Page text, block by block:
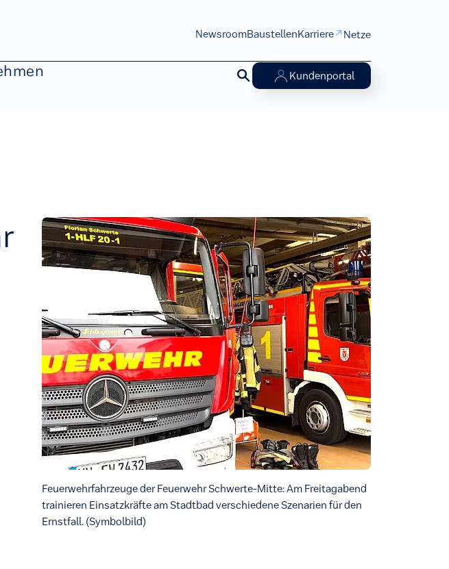
NewsroomBaustellenKarriere Netze
Kundenportal
Feuerwehrfahrzeuge der Feuerwehr Schwerte-Mitte: Am Freitagabend
trainieren Einsatzkräfte am Stadtbad verschiedene Szenarien für den
Ernstfall. (Symbolbild)